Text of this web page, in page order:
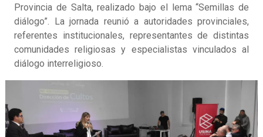
Provincia de Salta, realizado bajo el lema “Semillas de
diálogo”. La jornada reunió a autoridades provinciales,
referentes institucionales, representantes de distintas
comunidades religiosas y especialistas vinculados al
diálogo interreligioso.